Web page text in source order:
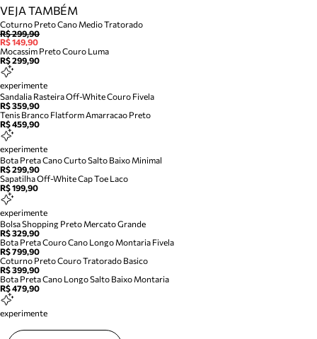
VEJA TAMBÉM
Coturno Preto Cano Medio Tratorado
R$ 299,90
R$ 149,90
Mocassim Preto Couro Luma
R$ 299,90
experimente
Sandalia Rasteira Off-White Couro Fivela
R$ 359,90
Tenis Branco Flatform Amarracao Preto
R$ 459,90
experimente
Bota Preta Cano Curto Salto Baixo Minimal
R$ 299,90
Sapatilha Off-White Cap Toe Laco
R$ 199,90
experimente
Bolsa Shopping Preto Mercato Grande
R$ 329,90
Bota Preta Couro Cano Longo Montaria Fivela
R$ 799,90
Coturno Preto Couro Tratorado Basico
R$ 399,90
Bota Preta Cano Longo Salto Baixo Montaria
R$ 479,90
experimente